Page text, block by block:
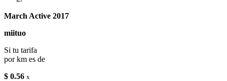
March Active 2017
miituo
Si tu tarifa
por km es de
$ 0.56 x